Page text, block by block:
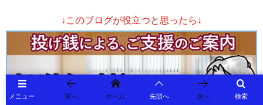
↓このブログが役立つと思ったら↓
メニュー 検索
前へ ホーム 先頭へ 次へ